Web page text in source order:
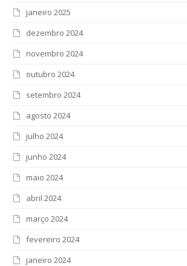
janeiro 2025
dezembro 2024
novembro 2024
outubro 2024
setembro 2024
agosto 2024
julho 2024
junho 2024
maio 2024
abril 2024
março 2024
fevereiro 2024
janeiro 2024